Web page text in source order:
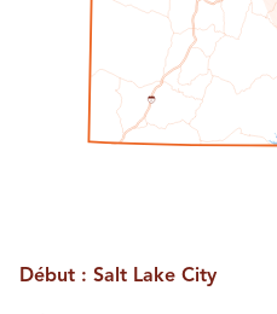
15
Début : Salt Lake City